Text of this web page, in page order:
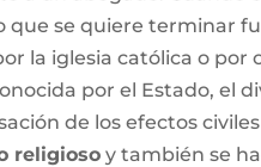
que se quiere terminar
la iglesia católica o por
por el Estado, el
de los efectos
religiosoy también se